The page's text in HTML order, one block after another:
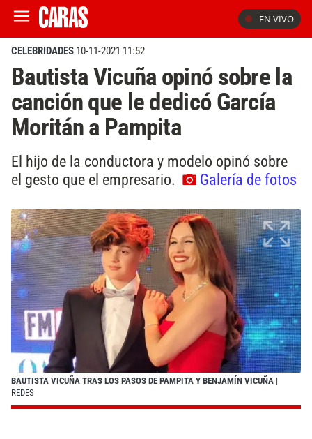
EN VIVO
CELEBRIDADES 10-11-2021 11:52
Bautista Vicuña opinó sobre la
canción que le dedicó García
Moritán a Pampita
El hijo de la conductora y modelo opinó sobre
el gesto que el empresario.
Galería de fotos
BAUTISTA VICUÑA TRAS LOS PASOS DE PAMPITA Y BENJAMÍN VICUÑA |
REDES